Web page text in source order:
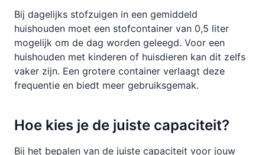
Bij dagelijks stofzuigen in een gemiddeld
huishouden moet een stofcontainer van 0,5 liter
mogelijk om de dag worden geleegd. Voor een
huishouden met kinderen of huisdieren kan dit zelfs
vaker zijn. Een grotere container verlaagt deze
frequentie en biedt meer gebruiksgemak.
Hoe kies je de juiste capaciteit?
Bij het bepalen van de juiste capaciteit voor jouw